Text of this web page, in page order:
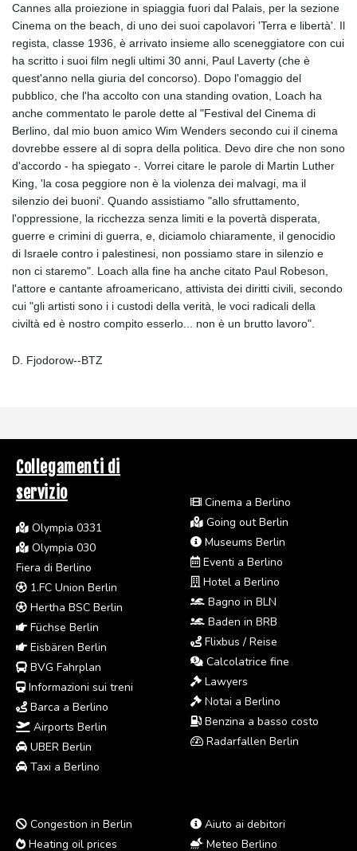
Cannes alla proiezione in spiaggia fuori dal Palais, per la sezione
Cinema on the beach, di uno dei suoi capolavori 'Terra e libertà'. Il
regista, classe 1936, è arrivato insieme allo sceneggiatore con cui
ha scritto i suoi film negli ultimi 30 anni, Paul Laverty (che è
quest'anno nella giuria del concorso). Dopo l'omaggio del
pubblico, che l'ha accolto con una standing ovation, Loach ha
anche commentato le parole dette al "Festival del Cinema di
Berlino, dal mio buon amico Wim Wenders secondo cui il cinema
dovrebbe essere al di sopra della politica. Devo dire che non sono
d'accordo - ha spiegato -. Vorrei citare le parole di Martin Luther
King, 'la cosa peggiore non è la violenza dei malvagi, ma il
silenzio dei buoni'. Quando assistiamo "allo sfruttamento,
l'oppressione, la ricchezza senza limiti e la povertà disperata,
guerre e crimini di guerra, e, diciamolo chiaramente, il genocidio
di Israele contro i palestinesi, non possiamo stare in silenzio e
non ci staremo". Loach alla fine ha anche citato Paul Robeson,
l'attore e cantante afroamericano, attivista dei diritti civili, secondo
cui "gli artisti sono i i custodi della verità, le voci radicali della
civiltà ed è nostro compito esserlo... non è un brutto lavoro".
D. Fjodorow--BTZ
Collegamenti di
servizio
Olympia 0331
Olympia 030
Fiera di Berlino
1.FC Union Berlin
Hertha BSC Berlin
Füchse Berlin
Eisbären Berlin
BVG Fahrplan
Informazioni sui treni
Barca a Berlino
Airports Berlin
UBER Berlin
Taxi a Berlino
Cinema a Berlino
Going out Berlin
Museums Berlin
Eventi a Berlino
Hotel a Berlino
Bagno in BLN
Baden in BRB
Flixbus / Reise
Calcolatrice fine
Lawyers
Notai a Berlino
Benzina a basso costo
Radarfallen Berlin
Congestion in Berlin
Heating oil prices
Aiuto ai debitori
Meteo Berlino